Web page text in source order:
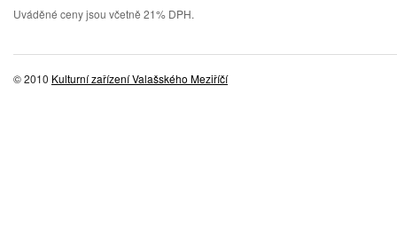
Uváděné ceny jsou včetně 21% DPH.
© 2010 Kulturní zařízení Valašského Meziříčí